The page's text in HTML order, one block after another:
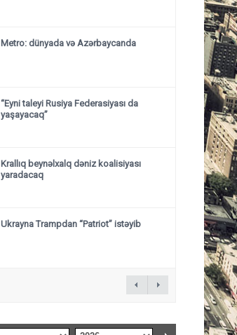
Metro: dünyada və Azərbaycanda
“Eyni taleyi Rusiya Federasiyası da
yaşayacaq”
Krallıq beynəlxalq dəniz koalisiyası
yaradacaq
Ukrayna Trampdan “Patriot” istəyib